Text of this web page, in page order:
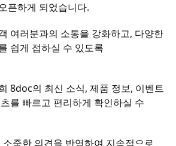
픈하게 되었습니다.
여러분과의 소통을 강화하고, 다양한
쉽게 접하실 수 있도록
8doc의 최신 소식, 제품 정보, 이벤트
를 빠르고 편리하게 확인하실 수
중한 의견을 반영하여 지속적으로